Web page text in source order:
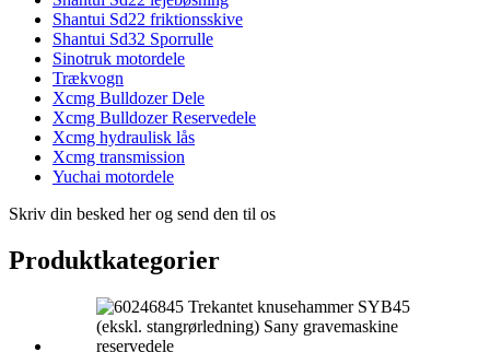
Shantui Sd22 friktionsskive
Shantui Sd32 Sporrulle
Sinotruk motordele
Trækvogn
Xcmg Bulldozer Dele
Xcmg Bulldozer Reservedele
Xcmg hydraulisk lås
Xcmg transmission
Yuchai motordele
Skriv din besked her og send den til os
Produktkategorier